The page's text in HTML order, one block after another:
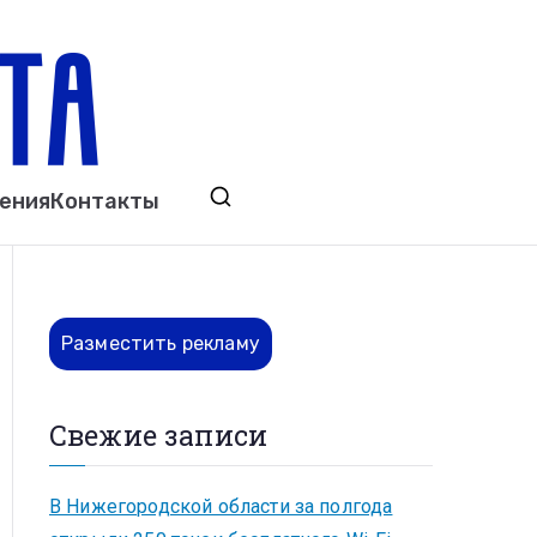
Выкса. Муром. Кулебаки. Навашино,
Контакты
Разместить рекламу
Свежие записи
В Нижегородской области за полгода